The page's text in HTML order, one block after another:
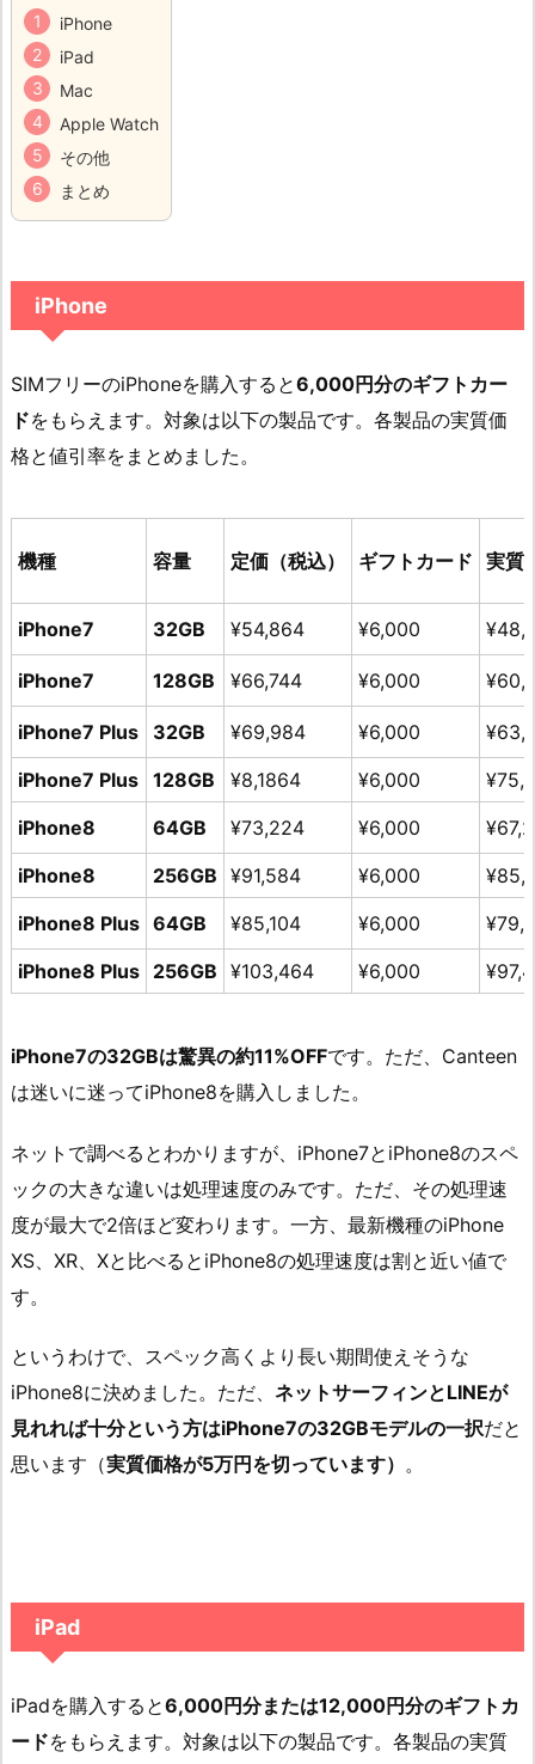
iPhone
iPad
Mac
Apple Watch
その他
まとめ
iPhone
SIMフリーのiPhoneを購入すると6,000円分のギフトカー
ドをもらえます。対象は以下の製品です。各製品の実質価
格と値引率をまとめました。
機種 容量 定価（税込） ギフトカード 実質
iPhone7 32GB ¥54,864 ¥6,000
iPhone7 128GB ¥66,744 ¥6,000
iPhone7 Plus 32GB ¥69,984 ¥6,000
iPhone7 Plus 128GB ¥8,1864 ¥6,000
iPhone8
64GB ¥73,224 ¥6,000
iPhone8
256GB ¥91,584 ¥6,000
iPhone8 Plus 64GB ¥85,104 ¥6,000
iPhone8 Plus 256GB ¥103,464 ¥6,000
iPhone7の32GBは驚異の約11%OFFです。ただ、Canteen
は迷いに迷ってiPhone8を購入しました。
ネットで調べるとわかりますが、iPhone7とiPhone8のスペ
ックの大きな違いは処理速度のみです。ただ、その処理速
度が最大で2倍ほど変わります。一方、最新機種のiPhone
XS、XR、Xと比べるとiPhone8の処理速度は割と近い値で
す。
というわけで、スペック高くより長い期間使えそうな
iPhone8に決めました。ただ、 ネットサーフィンとLINEが
見れれば十分という方はiPhone7の32GBモデルの一択だと
思います（実質価格が5万円を切っています） 。
iPad
iPadを購入すると6,000円分または12,000円分のギフトカ
ードをもらえます。対象は以下の製品です。各製品の実質